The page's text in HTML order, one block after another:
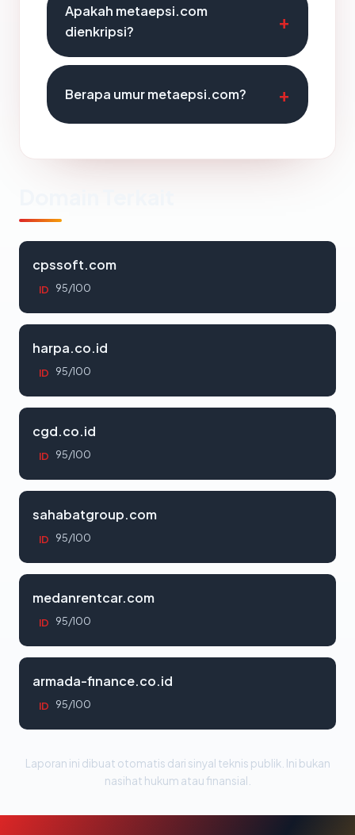
Apakah metaepsi.com
dienkripsi?
Berapa umur metaepsi.com?
cpssoft.com
ID 95/100
harpa.co.id
ID 95/100
cgd.co.id
ID 95/100
sahabatgroup.com
ID 95/100
medanrentcar.com
ID 95/100
armada-finance.co.id
ID 95/100
Laporan ini dibuat otomatis dari sinyal teknis publik. Ini bukan
nasihat hukum atau finansial.